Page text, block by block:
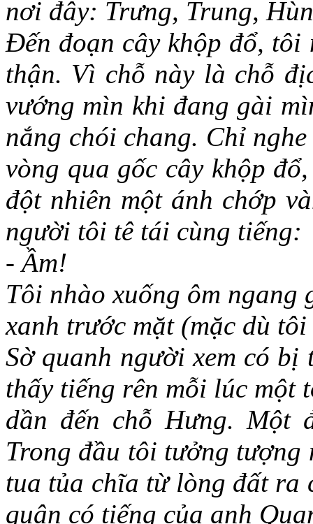
nơi đây: Trưng, Trung,
Đến đoạn cây khộp đổ,
thận. Vì chỗ này là chỗ
vướng mìn khi đang gài
nắng chói chang. Chỉ
vòng qua gốc cây khộp
đột nhiên một ánh chớp
người tôi tê tái cùng tiếng:
- Ầm!
Tôi nhào xuống ôm ngang
xanh trước mặt (mặc dù
Sờ quanh người xem có
thấy tiếng rên mỗi lúc
dần đến chỗ Hưng. Một
Trong đầu tôi tưởng tượng
tua tủa chĩa từ lòng đất ra
quân có tiếng của anh